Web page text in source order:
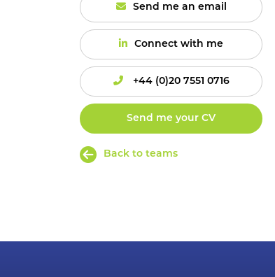
Send me an email
Connect with me
+44 (0)20 7551 0716
Send me your CV
Back to teams